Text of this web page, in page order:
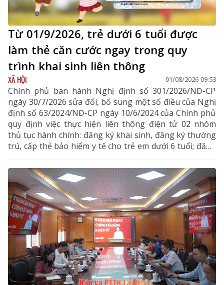
Từ 01/9/2026, trẻ dưới 6 tuổi được
làm thẻ căn cước ngay trong quy
trình khai sinh liên thông
XÃ HỘI 01/08/2026 09:53
Chính phủ ban hành Nghị định số 301/2026/NĐ-CP
ngày 30/7/2026 sửa đổi, bổ sung một số điều của Nghị
định số 63/2024/NĐ-CP ngày 10/6/2024 của Chính phủ
quy định việc thực hiện liên thông điện tử 02 nhóm
thủ tục hành chính: đăng ký khai sinh, đăng ký thường
trú, cấp thẻ bảo hiểm y tế cho trẻ em dưới 6 tuổi; đăng
ký khai tử, xóa đăng ký thường trú, giải quyết mai
táng phí, tử tuất.